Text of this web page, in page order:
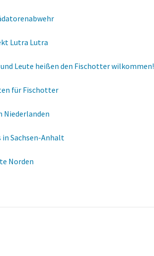
Lutra Lutra
Leute heißen den Fischotter wilkommen!
für Fischotter
Niederlanden
Sachsen-Anhalt
Norden